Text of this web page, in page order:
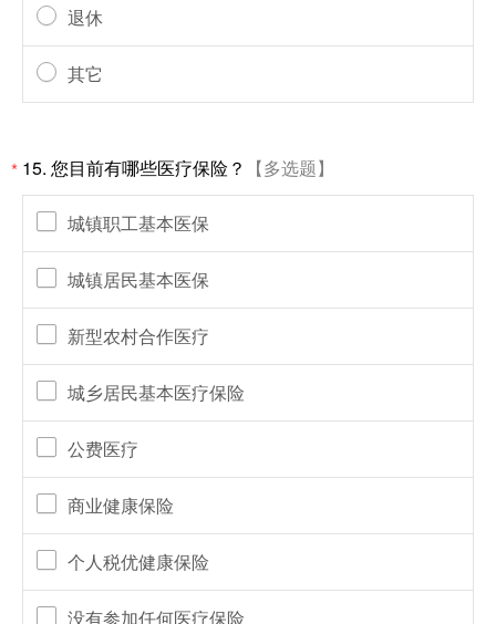
退休
其它
* 15. 您目前有哪些医疗保险？ 【多选题】
城镇职工基本医保
城镇居民基本医保
新型农村合作医疗
城乡居民基本医疗保险
公费医疗
商业健康保险
个人税优健康保险
没有参加任何医疗保险